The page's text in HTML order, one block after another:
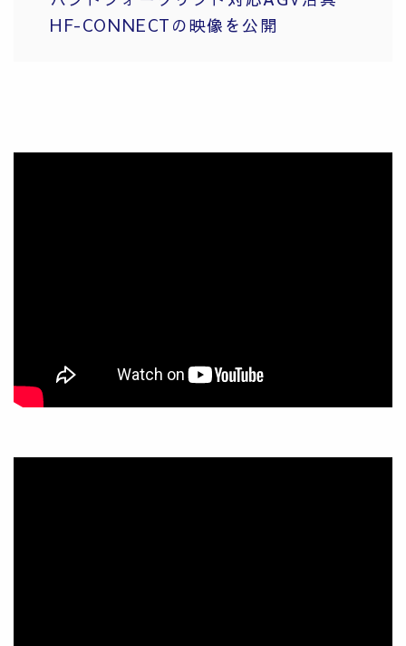
HF-CONNECTの映像を公開